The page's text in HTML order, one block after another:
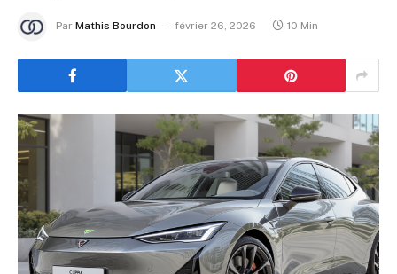
Par Mathis Bourdon février 26, 2026 10 Min